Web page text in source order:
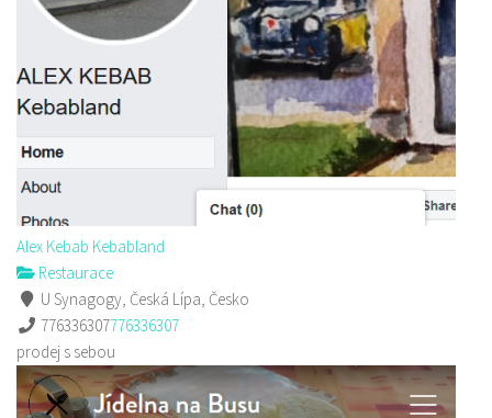
Alex Kebab Kebabland
Restaurace
U Synagogy, Česká Lípa, Česko
776336307776336307
prodej s sebou